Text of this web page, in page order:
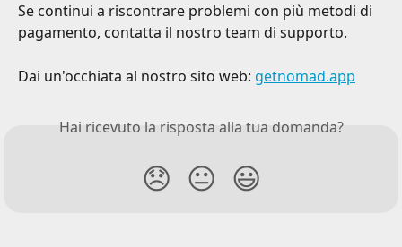
Se continui a riscontrare problemi con più metodi di
pagamento, contatta il nostro team di supporto.
Dai un'occhiata al nostro sito web: getnomad.app
Hai ricevuto la risposta alla tua domanda?
😞 😐 😃